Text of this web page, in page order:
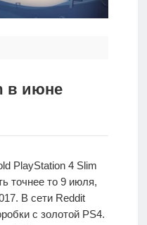
в июне
PlayStation 4 Slim
точнее то 9 июля,
В сети Reddit
с золотой PS4.